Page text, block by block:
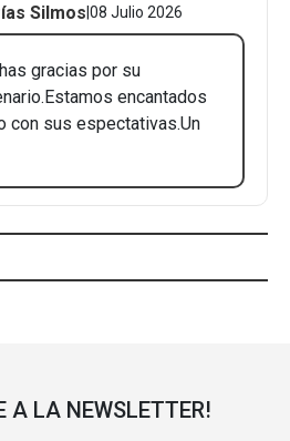
Silmos|08 Julio 2026
gracias por su
encantados
con sus espectativas.Un
A LA NEWSLETTER!